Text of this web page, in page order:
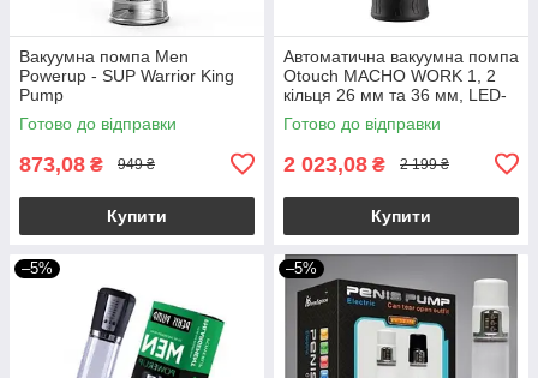
Вакуумна помпа Men
Powerup - SUP Warrior King
Pump
Готово до відправки
873,08 ₴ 949 ₴
Купити
Автоматична вакуумна помпа
Otouch MACHO WORK 1, 2
кільця 26 мм та 36 мм, LED-
індикатор, до 20 см
Готово до відправки
2 023,08 ₴ 2 199 ₴
Купити
–5% –5%